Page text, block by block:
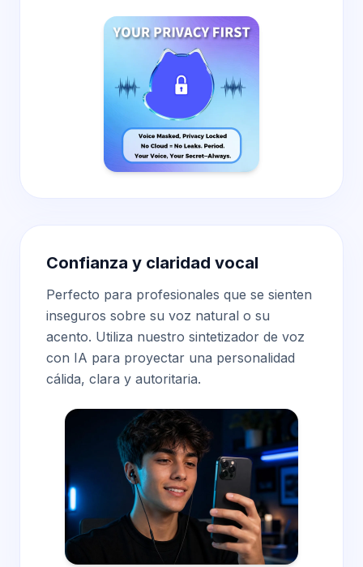
Confianza y claridad vocal
Perfecto para profesionales que se sienten
inseguros sobre su voz natural o su
acento. Utiliza nuestro sintetizador de voz
con IA para proyectar una personalidad
cálida, clara y autoritaria.